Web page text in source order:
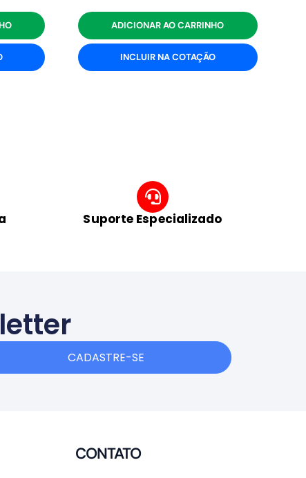
ADICIONAR AO CARRINHO
INCLUIR NA COTAÇÃO
Suporte Especializado
CADASTRE-SE
CONTATO